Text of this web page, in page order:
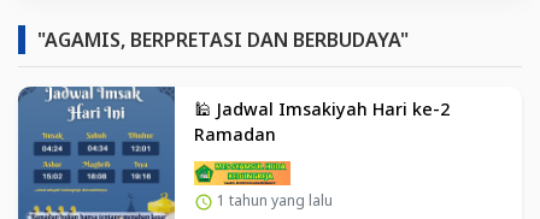
"AGAMIS, BERPRETASI DAN BERBUDAYA"
🕌 Jadwal Imsakiyah Hari ke-2
Ramadan
1 tahun yang lalu